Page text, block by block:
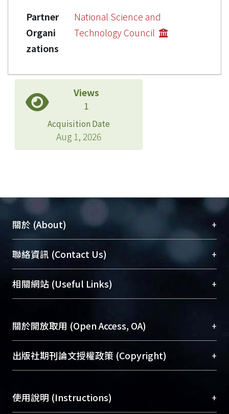
Partner
Organi
zations
National Science and
Technology Council
Views
1
Acquisition Date
Aug 1, 2026
關於 (About) +
臺大位居世界頂尖大學之列，為永久珍藏及向國際
展現本校豐碩的研究成果及學術能量，圖書館整合
機構典藏（NTUR）與學術庫（AH）不同功能平
台，成為臺大學術典藏NTU scholars。期能整合研
成果。
To permanently archive and promote researcher
profiles and scholarly works, Library integrates the
services of “NTU Repository” with “Academic
聯絡資訊 (Contact Us) +
總館學科館員(Main Library)
醫學圖書館學科館員(Medical Library)
Sciences Library)
相關網站 (Useful Links) +
關於開放取用 (Open Access, OA) +
開放取用是從使用者角度提升資訊取用性的社會運
動，應用在學術研究上是透過將研究著作公開供使
用逐年攀升。同時可加速研究發展、提升研究影響
出版社期刊論文授權政策 (Copyright) +
含部分內容的版權非匯入者所有，或由第三方贊
助與合作完成，請確認該版權所有者及第三方同
使用說明 (Instructions) +